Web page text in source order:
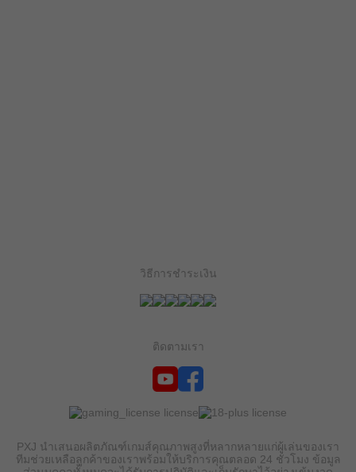
วิธีการชำระเงิน
ติดตามเรา
PXJ นำเสนอผลิตภัณฑ์เกมส์คุณภาพสูงที่หลากหลายแก่ผู้เล่นของเรา
ทีมช่วยเหลือลูกค้าของเราพร้อมให้บริการคุณตลอด 24 ชั่วโมง ข้อมูล